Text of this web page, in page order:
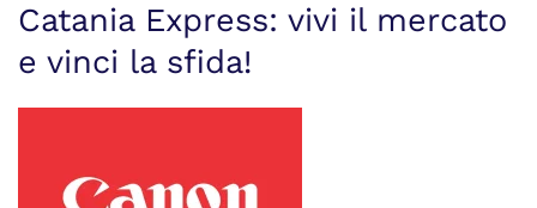
Catania Express: vivi il mercato
e vinci la sfida!